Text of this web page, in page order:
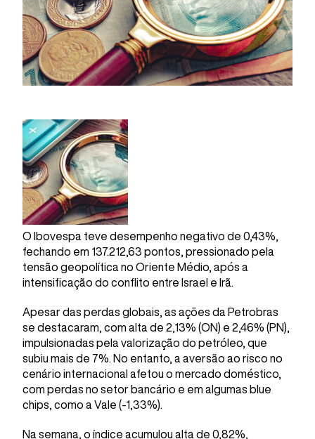
O Ibovespa teve desempenho negativo de 0,43%,
fechando em 137.212,63 pontos, pressionado pela
tensão geopolítica no Oriente Médio, após a
intensificação do conflito entre Israel e Irã.
Apesar das perdas globais, as ações da Petrobras
se destacaram, com alta de 2,13% (ON) e 2,46% (PN),
impulsionadas pela valorização do petróleo, que
subiu mais de 7%. No entanto, a aversão ao risco no
cenário internacional afetou o mercado doméstico,
com perdas no setor bancário e em algumas blue
chips, como a Vale (-1,33%).
Na semana, o índice acumulou alta de 0,82%,